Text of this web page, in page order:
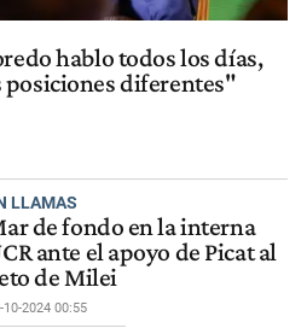
hablo todos los días,
posiciones diferentes"
LLAMAS
de fondo en la interna
ante el apoyo de Picat al
de Milei
10-2024 00:55